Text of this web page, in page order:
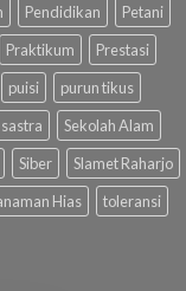
Pendidikan
Petani
Praktikum
Prestasi
puisi
purun tikus
sastra
Sekolah Alam
Siber
Slamet Raharjo
Hias
toleransi